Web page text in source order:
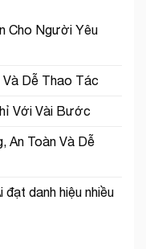
Cho Người Yêu
Và Dễ Thao Tác
Với Vài Bước
An Toàn Và Dễ
đạt danh hiệu nhiều